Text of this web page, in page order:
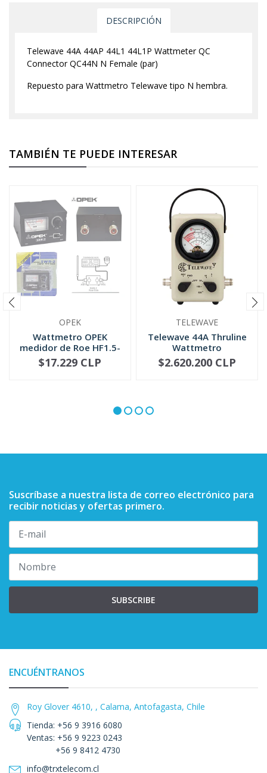
DESCRIPCIÓN
Telewave 44A 44AP 44L1 44L1P Wattmeter QC
Connector QC44N N Female (par)
Repuesto para Wattmetro Telewave tipo N hembra.
TAMBIÉN TE PUEDE INTERESAR
OPEK
Wattmetro OPEK
medidor de Roe HF1.5-
30 MHZ (SWR-2)
NO DISPONIBLE
$17.229 CLP
TELEWAVE
Telewave 44A Thruline
Wattmetro
+
$2.620.200 CLP
Suscríbase a nuestra lista de correo electrónico para
recibir noticias y ofertas primero.
SUBSCRIBE
ENCUÉNTRANOS
Roy Glover 4610, , Calama, Antofagasta, Chile
Tienda: +56 9 3916 6080
Ventas: +56 9 9223 0243
+56 9 8412 4730
info@trxtelecom.cl